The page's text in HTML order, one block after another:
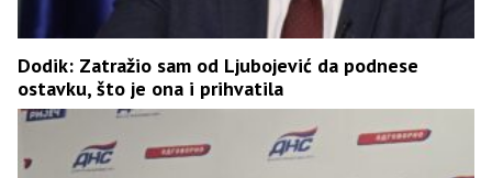
Dodik: Zatražio sam od Ljubojević da podnese
ostavku, što je ona i prihvatila